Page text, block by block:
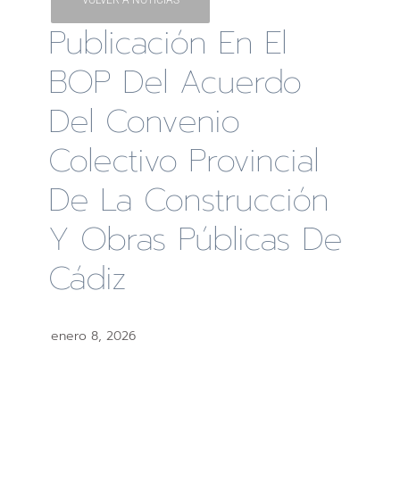
Publicación En El
BOP Del Acuerdo
Del Convenio
Colectivo Provincial
De La Construcción
Y Obras Públicas De
Cádiz
enero 8, 2026